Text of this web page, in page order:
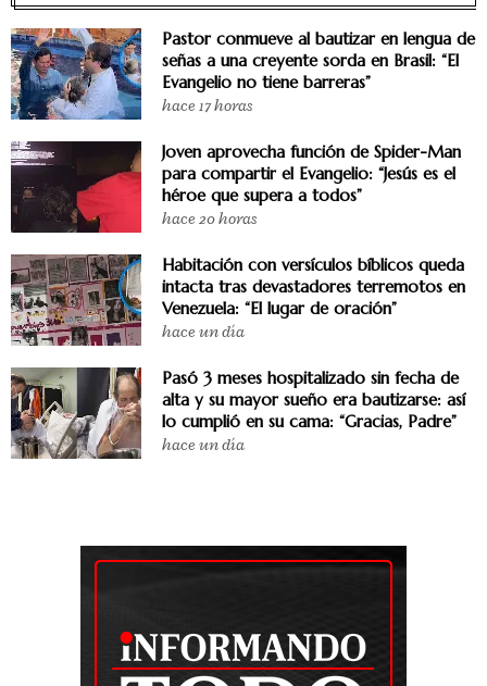
Pastor conmueve al bautizar en lengua de
señas a una creyente sorda en Brasil: “El
Evangelio no tiene barreras”
hace 17 horas
Joven aprovecha función de Spider-Man
para compartir el Evangelio: “Jesús es el
héroe que supera a todos”
hace 20 horas
Habitación con versículos bíblicos queda
intacta tras devastadores terremotos en
Venezuela: “El lugar de oración”
hace un día
Pasó 3 meses hospitalizado sin fecha de
alta y su mayor sueño era bautizarse: así
lo cumplió en su cama: “Gracias, Padre”
hace un día